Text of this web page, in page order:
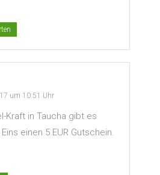
um 10:51 Uhr
Kraft in Taucha gibt es
einen 5 EUR Gutschein.